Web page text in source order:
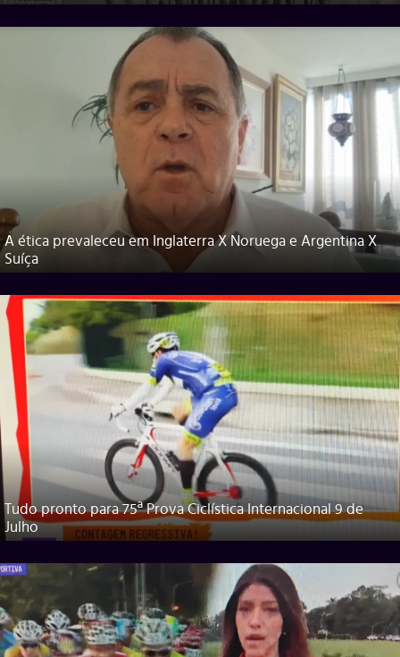
A ética prevaleceu em Inglaterra X Noruega e Argentina X
Suíça
Tudo pronto para 75ª Prova Ciclística Internacional 9 de
Julho